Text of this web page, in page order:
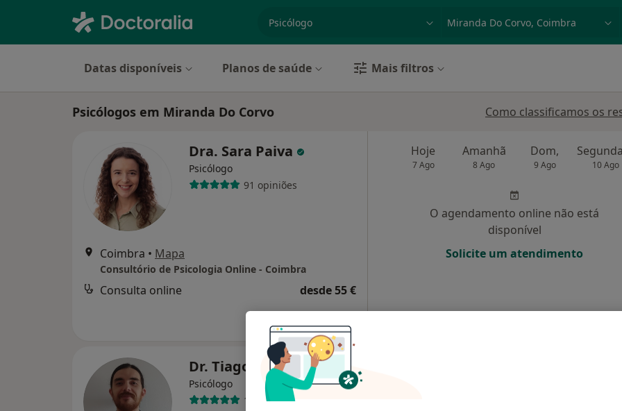
especialidade, doença ou nome
Datas disponíveis Planos de saúde Mais filtros
Psicólogos em Miranda Do Corvo Como classificamos os
Dra. Sara Paiva
Psicólogo
91 opiniões
Coimbra • Mapa
Consultório de Psicologia Online - Coimbra
Consulta online desde 55 €
Hoje
7 Ago
Amanhã
8 Ago
Dom,
9 Ago 10 Ago
O agendamento online não está
disponível
Solicite um atendimento
Dr. Tiago F. Silva
Psicólogo
15 opiniões